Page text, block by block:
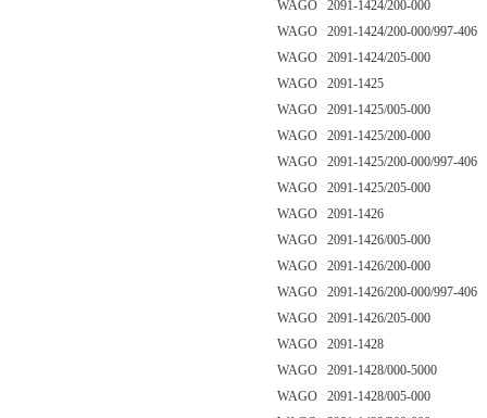
WAGO 2091-1424/200-000
WAGO 2091-1424/200-000/997-406
WAGO 2091-1424/205-000
WAGO 2091-1425
WAGO 2091-1425/005-000
WAGO 2091-1425/200-000
WAGO 2091-1425/200-000/997-406
WAGO 2091-1425/205-000
WAGO 2091-1426
WAGO 2091-1426/005-000
WAGO 2091-1426/200-000
WAGO 2091-1426/200-000/997-406
WAGO 2091-1426/205-000
WAGO 2091-1428
WAGO 2091-1428/000-5000
WAGO 2091-1428/005-000